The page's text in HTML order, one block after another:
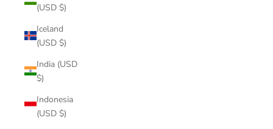
(USD $)
Iceland
(USD $)
India (USD
$)
Indonesia
(USD $)